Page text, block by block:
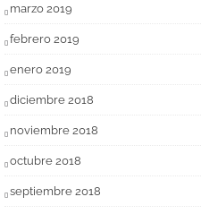
marzo 2019
febrero 2019
enero 2019
diciembre 2018
noviembre 2018
octubre 2018
septiembre 2018